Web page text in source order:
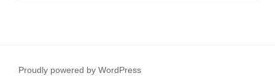
Proudly powered by WordPress